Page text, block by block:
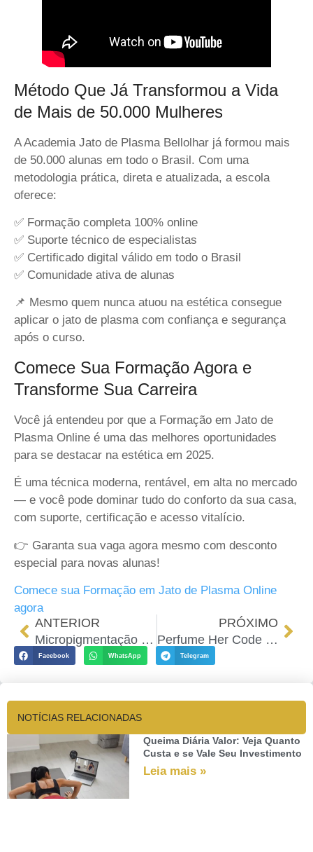
Método Que Já Transformou a Vida
de Mais de 50.000 Mulheres
A Academia Jato de Plasma Bellolhar já formou mais
de 50.000 alunas em todo o Brasil. Com uma
metodologia prática, direta e atualizada, a escola
oferece:
✅ Formação completa 100% online
✅ Suporte técnico de especialistas
✅ Certificado digital válido em todo o Brasil
✅ Comunidade ativa de alunas
📌 Mesmo quem nunca atuou na estética consegue
aplicar o jato de plasma com confiança e segurança
após o curso.
Comece Sua Formação Agora e
Transforme Sua Carreira
Você já entendeu por que a Formação em Jato de
Plasma Online é uma das melhores oportunidades
para se destacar na estética em 2025.
É uma técnica moderna, rentável, em alta no mercado
— e você pode dominar tudo do conforto da sua casa,
com suporte, certificação e acesso vitalício.
👉 Garanta sua vaga agora mesmo com desconto
especial para novas alunas!
Comece sua Formação em Jato de Plasma Online
agora
ANTERIOR
Micropigmentação de Sobrancelha: 7 Coisas que Ninguém Te Conta
PRÓXIMO
Perfume Her Code – Tudo Sobre a Fragrância Mais Desejada do Boticário
Facebook WhatsApp Telegram
NOTÍCIAS RELACIONADAS
Queima Diária Valor: Veja Quanto
Custa e se Vale Seu Investimento
Leia mais »